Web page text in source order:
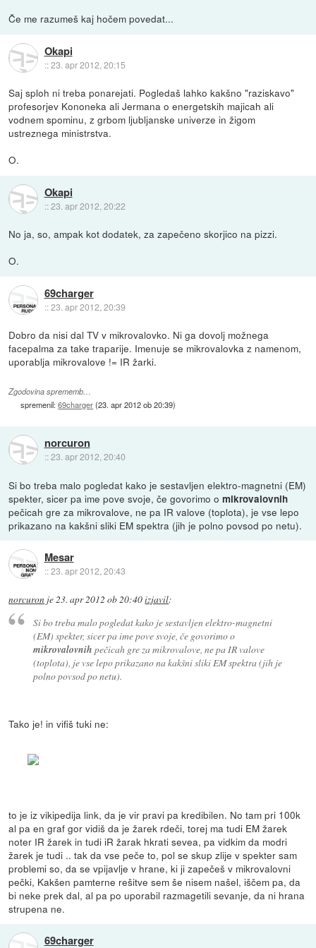
Če me razumeš kaj hočem povedat...
Okapi
::23. apr 2012, 20:15
Saj sploh ni treba ponarejati. Pogledaš lahko kakšno "raziskavo"
profesorjev Kononeka ali Jermana o energetskih majicah ali
vodnem spominu, z grbom ljubljanske univerze in žigom
ustreznega ministrstva.
O.
Okapi
::23. apr 2012, 20:22
No ja, so, ampak kot dodatek, za zapečeno skorjico na pizzi.
O.
69charger
::23. apr 2012, 20:39
Dobro da nisi dal TV v mikrovalovko. Ni ga dovolj možnega
facepalma za take traparije. Imenuje se mikrovalovka z namenom,
uporablja mikrovalove != IR žarki.
Zgodovina sprememb…
spremenil:69charger(23. apr 2012 ob 20:39)
norcuron
::23. apr 2012, 20:40
Si bo treba malo pogledat kako je sestavljen elektro-magnetni (EM)
spekter, sicer pa ime pove svoje, če govorimo omikrovalovnih
pečicah gre za mikrovalove, ne pa IR valove (toplota), je vse lepo
prikazano na kakšni sliki EM spektra (jih je polno povsod po netu).
Mesar
::23. apr 2012, 20:43
norcuron je 23. apr 2012 ob 20:40izjavil:
Si bo treba malo pogledat kako je sestavljen elektro-magnetni
(EM) spekter, sicer pa ime pove svoje, če govorimo o
mikrovalovnih pečicah gre za mikrovalove, ne pa IR valove
(toplota), je vse lepo prikazano na kakšni sliki EM spektra (jih je
polno povsod po netu).
Tako je! in vifiš tuki ne:
to je iz vikipedija link, da je vir pravi pa kredibilen. No tam pri 100k
al pa en graf gor vidiš da je žarek rdeči, torej ma tudi EM žarek
noter IR žarek in tudi iR žarak hkrati sevea, pa vidkim da modri
žarek je tudi .. tak da vse peče to, pol se skup zlije v spekter sam
problemi so, da se vpijavlje v hrane, ki ji zapečeš v mikrovalovni
pečki, Kakšen pamterne rešitve sem še nisem našel, iščem pa, da
bi neke prek dal, al pa po uporabil razmagetili sevanje, da ni hrana
strupena ne.
69charger